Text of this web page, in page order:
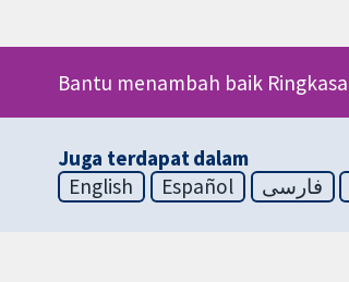
Bantu menambah baik
Juga terdapat dalam
English
Español فارسی